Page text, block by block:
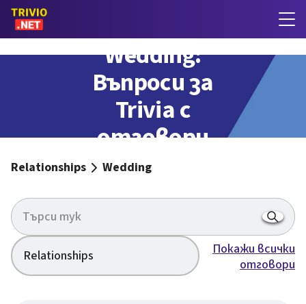
Wedding:
Въпроси за
Trivia с
отговори
Relationships Wedding
Relationships
Покажи всички
отговори